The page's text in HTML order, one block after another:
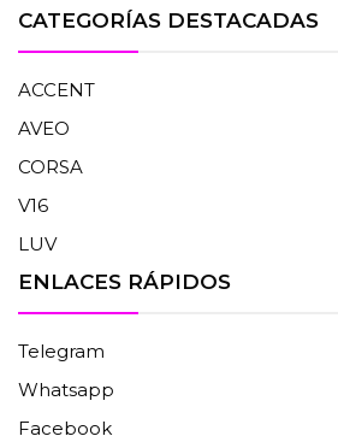
CATEGORÍAS DESTACADAS
ACCENT
AVEO
CORSA
V16
LUV
ENLACES RÁPIDOS
Telegram
Whatsapp
Facebook